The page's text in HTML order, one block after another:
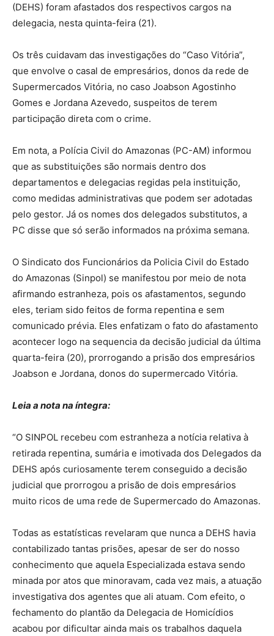
(DEHS) foram afastados dos respectivos cargos na
delegacia, nesta quinta-feira (21).
Os três cuidavam das investigações do “Caso Vitória”,
que envolve o casal de empresários, donos da rede de
Supermercados Vitória, no caso Joabson Agostinho
Gomes e Jordana Azevedo, suspeitos de terem
participação direta com o crime.
Em nota, a Polícia Civil do Amazonas (PC-AM) informou
que as substituições são normais dentro dos
departamentos e delegacias regidas pela instituição,
como medidas administrativas que podem ser adotadas
pelo gestor. Já os nomes dos delegados substitutos, a
PC disse que só serão informados na próxima semana.
O Sindicato dos Funcionários da Policia Civil do Estado
do Amazonas (Sinpol) se manifestou por meio de nota
afirmando estranheza, pois os afastamentos, segundo
eles, teriam sido feitos de forma repentina e sem
comunicado prévia. Eles enfatizam o fato do afastamento
acontecer logo na sequencia da decisão judicial da última
quarta-feira (20), prorrogando a prisão dos empresários
Joabson e Jordana, donos do supermercado Vitória.
Leia a nota na íntegra:
“O SINPOL recebeu com estranheza a notícia relativa à
retirada repentina, sumária e imotivada dos Delegados da
DEHS após curiosamente terem conseguido a decisão
judicial que prorrogou a prisão de dois empresários
muito ricos de uma rede de Supermercado do Amazonas.
Todas as estatísticas revelaram que nunca a DEHS havia
contabilizado tantas prisões, apesar de ser do nosso
conhecimento que aquela Especializada estava sendo
minada por atos que minoravam, cada vez mais, a atuação
investigativa dos agentes que ali atuam. Com efeito, o
fechamento do plantão da Delegacia de Homicídios
acabou por dificultar ainda mais os trabalhos daquela